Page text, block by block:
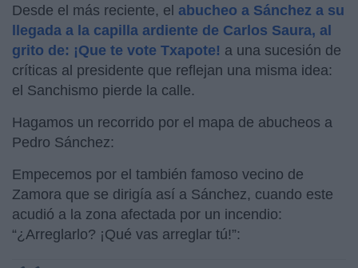
Desde el más reciente, el abucheo a Sánchez a su
llegada a la capilla ardiente de Carlos Saura, al
grito de: ¡Que te vote Txapote! a una sucesión de
críticas al presidente que reflejan una misma idea:
el Sanchismo pierde la calle.
Hagamos un recorrido por el mapa de abucheos a
Pedro Sánchez:
Empecemos por el también famoso vecino de
Zamora que se dirigía así a Sánchez, cuando este
acudió a la zona afectada por un incendio:
“¿Arreglarlo? ¡Qué vas arreglar tú!”: